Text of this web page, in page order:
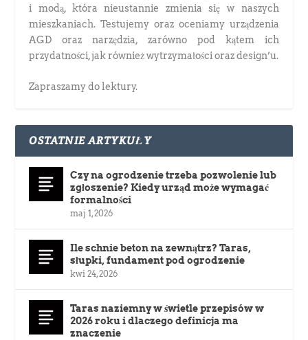
i modą, która nieustannie zmienia się w naszych
mieszkaniach. Testujemy oraz oceniamy urządzenia
AGD oraz narzędzia, zarówno pod kątem ich
przydatności, jak również wytrzymałości oraz design’u.
Zapraszamy do lektury.
OSTATNIE ARTYKUŁY
Czy na ogrodzenie trzeba pozwolenie lub
zgłoszenie? Kiedy urząd może wymagać
formalności
maj 1, 2026
Ile schnie beton na zewnątrz? Taras,
słupki, fundament pod ogrodzenie
kwi 24, 2026
Taras naziemny w świetle przepisów w
2026 roku i dlaczego definicja ma
znaczenie